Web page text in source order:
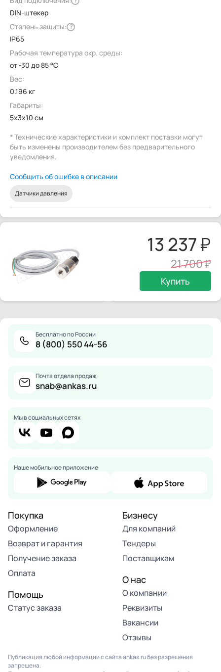
DIN-штекер
Степень защиты: ?
IP65
Рабочая температура окр. среды:
от -30 до 85 °C
Вес:
0.196 кг
Габариты:
5x3x10 см
* Технические характеристики и комплект поставки могут
быть изменены производителем без предварительного
уведомления.
Сообщить об ошибке в описании
Датчики давления
13 237
21 700
Купить
Бесплатно по России
8 (800) 550 44-56
Почта отдела продаж
snab@ankas.ru
Мы в социальных сетях
Наше мобильное приложение
Покупка
Оформление
Возврат и гарантия
Получение заказа
Оплата
Помощь
Статус заказа
Бизнесу
Для компаний
Тендеры
Поставщикам
О нас
О компании
Реквизиты
Вакансии
Отзывы
Публикация любой информации с сайта ankas.ru без разрешения
запрещена.